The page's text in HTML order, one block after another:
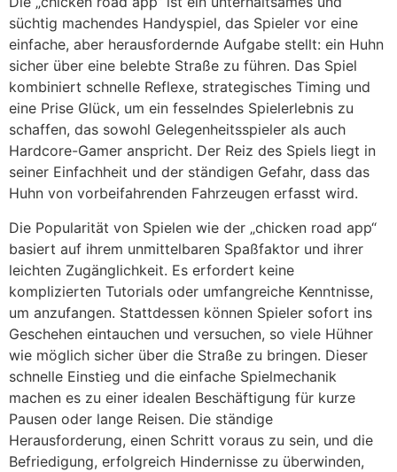
süchtig machendes Handyspiel, das Spieler vor eine
einfache, aber herausfordernde Aufgabe stellt: ein Huhn
sicher über eine belebte Straße zu führen. Das Spiel
kombiniert schnelle Reflexe, strategisches Timing und
eine Prise Glück, um ein fesselndes Spielerlebnis zu
schaffen, das sowohl Gelegenheitsspieler als auch
Hardcore-Gamer anspricht. Der Reiz des Spiels liegt in
seiner Einfachheit und der ständigen Gefahr, dass das
Huhn von vorbeifahrenden Fahrzeugen erfasst wird.
Die Popularität von Spielen wie der „chicken road app“
basiert auf ihrem unmittelbaren Spaßfaktor und ihrer
leichten Zugänglichkeit. Es erfordert keine
komplizierten Tutorials oder umfangreiche Kenntnisse,
um anzufangen. Stattdessen können Spieler sofort ins
Geschehen eintauchen und versuchen, so viele Hühner
wie möglich sicher über die Straße zu bringen. Dieser
schnelle Einstieg und die einfache Spielmechanik
machen es zu einer idealen Beschäftigung für kurze
Pausen oder lange Reisen. Die ständige
Herausforderung, einen Schritt voraus zu sein, und die
Befriedigung, erfolgreich Hindernisse zu überwinden,